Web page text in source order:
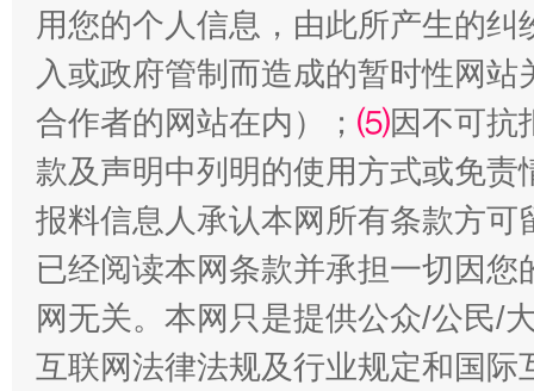
扯下公款旅游的“隐身衣” 如何以
用您的个人信息，由此所产生的纠
入或政府管制而造成的暂时性网
合作者的网站在内）； ⑸因不可抗
款及声明中列明的使用方式或免责
报料信息人承认本网所有条款方
已经阅读本网条款并承担一切因
网无关。本网只是提供公众/公民/
互联网法律法规及行业规定和国